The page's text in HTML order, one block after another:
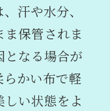
汗や水分、
保管されま
となる場合が
かい布で軽
しい状態をよ